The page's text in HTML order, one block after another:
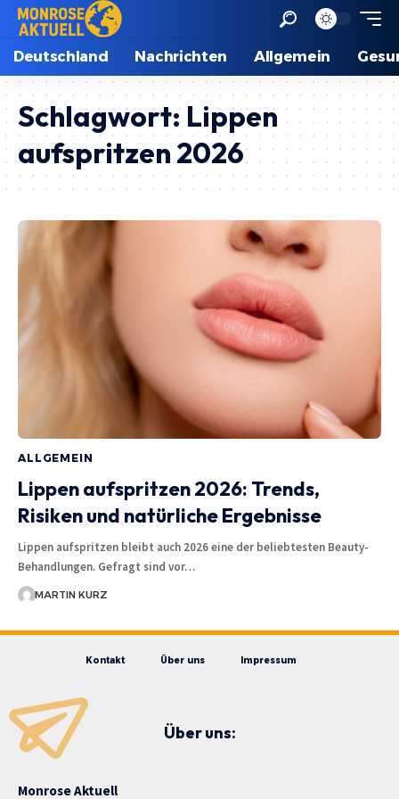
Deutschland Nachrichten Allgemein
Schlagwort: Lippen
aufspritzen 2026
ALLGEMEIN
Lippen aufspritzen 2026: Trends,
Risiken und natürliche Ergebnisse
Lippen aufspritzen bleibt auch 2026 eine der beliebtesten Beauty-
Behandlungen. Gefragt sind vor…
MARTIN KURZ
Kontakt Über uns Impressum
Über uns:
Monrose Aktuell